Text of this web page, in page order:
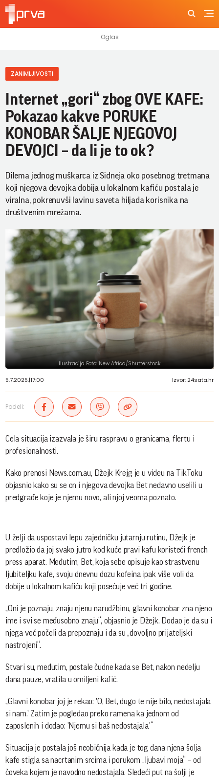
ZANIMLJIVOSTI
Internet „gori“ zbog OVE KAFE:
Pokazao kakve PORUKE
KONOBAR ŠALJE NJEGOVOJ
DEVOJCI – da li je to ok?
Dilema jednog muškarca iz Sidneja oko posebnog tretmana
koji njegova devojka dobija u lokalnom kafiću postala je
viralna, pokrenuvši lavinu saveta hiljada korisnika na
društvenim mrežama.
Ilustracija Foto: New Africa/Shutterstock
5.7.2025.|17:00 Izvor: 24sata.hr
Podeli:
Cela situacija izazvala je širu raspravu o granicama, flertu i
profesionalnosti.
Kako prenosi News.com.au, Džejk Krejg je u videu na TikToku
objasnio kako su se on i njegova devojka Bet nedavno uselili u
predgrađe koje je njemu novo, ali njoj veoma poznato.
U želji da uspostavi lepu zajedničku jutarnju rutinu, Džejk je
predložio da joj svako jutro kod kuće pravi kafu koristeći french
press aparat. Međutim, Bet, koja sebe opisuje kao strastvenu
ljubiteljku kafe, svoju dnevnu dozu kofeina ipak više voli da
dobije u lokalnom kafiću koji posećuje već tri godine.
„Oni je poznaju, znaju njenu narudžbinu, glavni konobar zna njeno
ime i svi se međusobno znaju“, objasnio je Džejk. Dodao je da su i
njega već počeli da prepoznaju i da su „dovoljno prijateljski
nastrojeni“.
Stvari su, međutim, postale čudne kada se Bet, nakon nedelju
dana pauze, vratila u omiljeni kafić.
„Glavni konobar joj je rekao: 'O, Bet, dugo te nije bilo, nedostajala
si nam.' Zatim je pogledao preko ramena ka jednom od
zaposlenih i dodao: 'Njemu si baš nedostajala.'“
Situacija je postala još neobičnija kada je tog dana njena šolja
kafe stigla sa nacrtanim srcima i porukom „ljubavi moja“ – od
čoveka kojem je navodno nedostajala. Sledeći put na šolji je